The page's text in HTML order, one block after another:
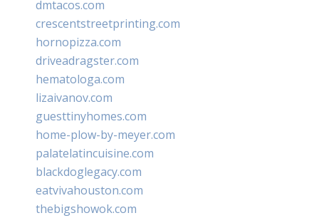
dmtacos.com
crescentstreetprinting.com
hornopizza.com
driveadragster.com
hematologa.com
lizaivanov.com
guesttinyhomes.com
home-plow-by-meyer.com
palatelatincuisine.com
blackdoglegacy.com
eatvivahouston.com
thebigshowok.com